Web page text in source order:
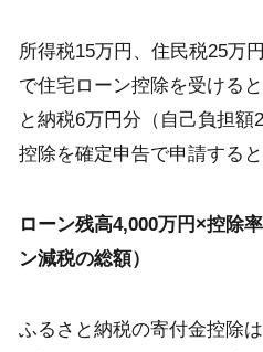
所得税15万円、住民税25万
で住宅ローン控除を受ける
と納税6万円分（自己負担額
控除を確定申告で申請する
ローン残高4,000万円×控除
ン減税の総額）
ふるさと納税の寄付金控除